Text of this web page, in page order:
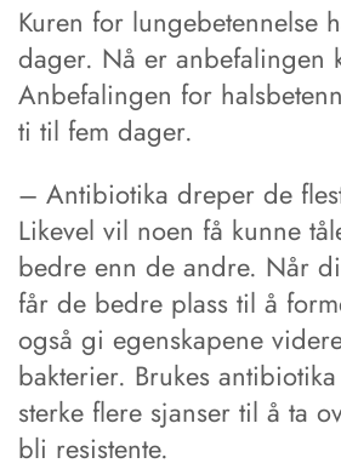
Kuren for lungebetennelse
dager. Nå er anbefalingen
Anbefalingen for
ti til fem dager.
– Antibiotika dreper de
Likevel vil noen få kunne
bedre enn de andre. Når
får de bedre plass til å
også gi egenskapene
bakterier. Brukes
sterke flere sjanser til å ta
bli resistente.